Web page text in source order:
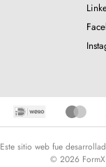
Este sitio web fue
© 2026